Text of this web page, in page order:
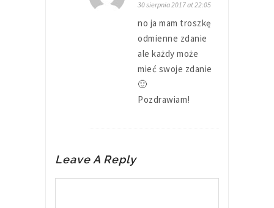
30 sierpnia 2017 at 22:05
no ja mam troszkę
odmienne zdanie
ale każdy może
mieć swoje zdanie
🙂
Pozdrawiam!
Leave A Reply